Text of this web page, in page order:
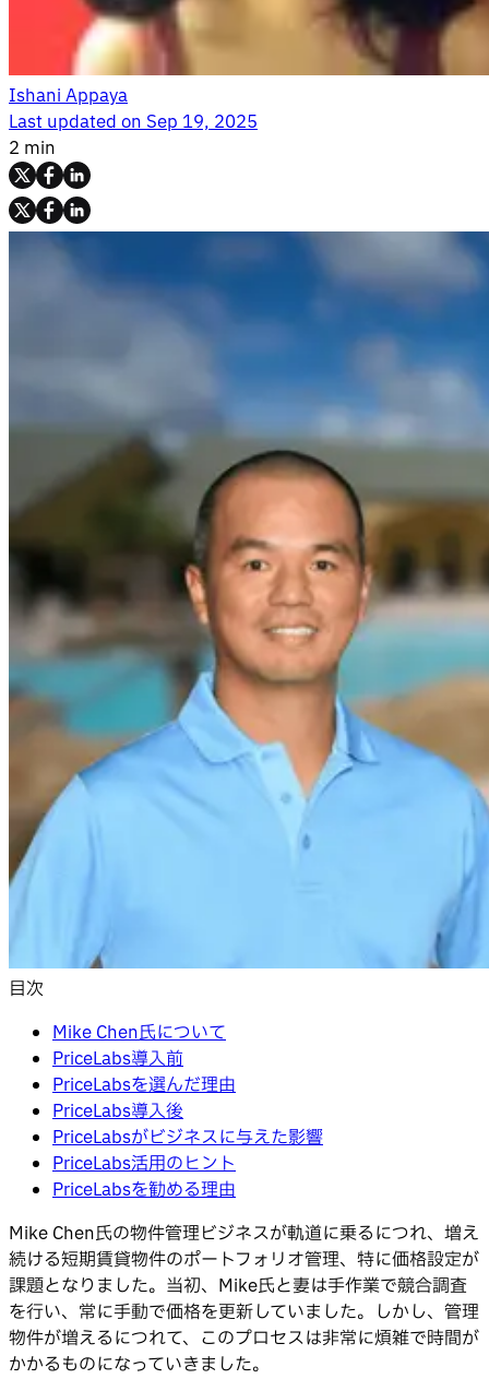
Ishani Appaya
Last updated onSep 19, 2025
2 min
目次
Mike Chen氏について
PriceLabs導入前
PriceLabsを選んだ理由
PriceLabs導入後
PriceLabsがビジネスに与えた影響
PriceLabs活用のヒント
PriceLabsを勧める理由
Mike Chen氏の物件管理ビジネスが軌道に乗るにつれ、増え
続ける短期賃貸物件のポートフォリオ管理、特に価格設定が
課題となりました。当初、Mike氏と妻は手作業で競合調査
を行い、常に手動で価格を更新していました。しかし、管理
物件が増えるにつれて、このプロセスは非常に煩雑で時間が
かかるものになっていきました。